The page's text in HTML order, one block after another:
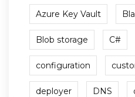
Azure Key Vault
Blob storage C#
configuration
deployer DNS